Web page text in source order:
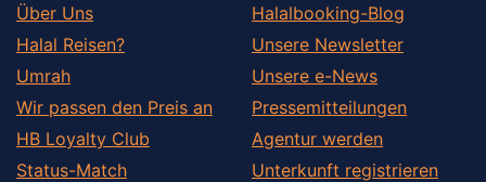
Über Uns
Halal Reisen?
Umrah
Wir passen den Preis an
HB Loyalty Club
Status-Match
Halalbooking-Blog
Unsere Newsletter
Unsere e-News
Pressemitteilungen
Agentur werden
Unterkunft registrieren